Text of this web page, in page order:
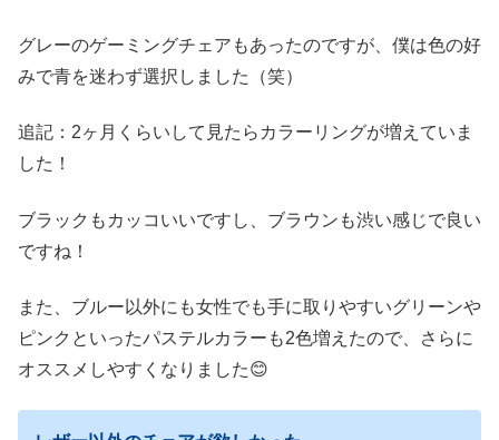
グレーのゲーミングチェアもあったのですが、僕は色の好
みで青を迷わず選択しました（笑）
追記：2ヶ月くらいして見たらカラーリングが増えていま
した！
ブラックもカッコいいですし、ブラウンも渋い感じで良い
ですね！
また、ブルー以外にも女性でも手に取りやすいグリーンや
ピンクといったパステルカラーも2色増えたので、さらに
オススメしやすくなりました😊